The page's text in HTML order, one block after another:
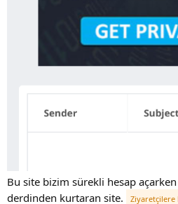
Bu site bizim sürekli hesap
derdinden kurtaran site.
Ziyaretçilere